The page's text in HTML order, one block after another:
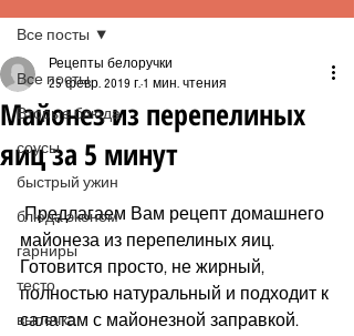
Все посты
Вторые блюда
соусы
быстрый ужин
блюда эконом
гарниры
тесто
выпечка
Все посты
Майонез из перепелиных
яиц за 5 минут
Рецепты белоручки
25 февр. 2019 г. 1 мин. чтения
Предлагаем Вам рецепт домашнего
майонеза из перепелиных яиц.
Готовится просто, не жирный,
полностью натуральный и подходит к
салатам с майонезной заправкой.